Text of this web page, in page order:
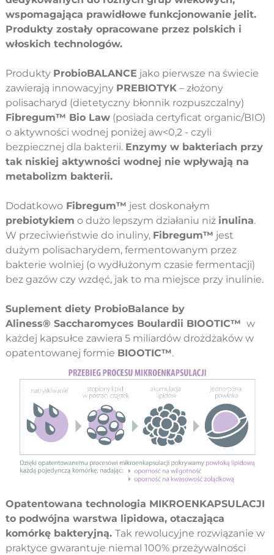
wspomagająca prawidłowe funkcjonowanie jelit.
Produkty zostały opracowane przez polskich i
włoskich technologów.
Produkty ProbioBALANCE jako pierwsze na świecie
zawierają innowacyjny PREBIOTYK – złożony
polisacharyd (dietetyczny błonnik rozpuszczalny)
Fibregum™ Bio Law (posiada certyficat organic/BIO)
o aktywności wodnej poniżej aw<0,2 - czyli
bezpiecznej dla bakterii. Enzymy w bakteriach przy
tak niskiej aktywności wodnej nie wpływają na
metabolizm bakterii.
Dodatkowo Fibregum™ jest doskonałym
prebiotykiem o dużo lepszym działaniu niż inulina.
W przeciwieństwie do inuliny, Fibregum™ jest
dużym polisacharydem, fermentowanym przez
bakterie wolniej (o wydłużonym czasie fermentacji)
bez gazów czy wzdęć, jak to ma miejsce przy inulinie.
Suplement diety ProbioBalance by
Aliness® Saccharomyces Boulardii BIOOTIC™ w
każdej kapsułce zawiera 5 miliardów drożdżaków w
opatentowanej formie BIOOTIC™.
Opatentowana technologia MIKROENKAPSULACJI
to podwójna warstwa lipidowa, otaczająca
komórkę bakteryjną. Tak rewolucyjne rozwiązanie w
praktyce gwarantuje niemal 100% przeżywalności